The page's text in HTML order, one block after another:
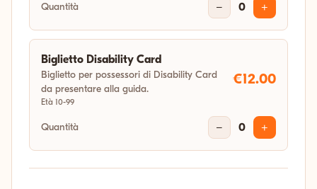
Quantità − 0 +
Biglietto Disability Card
Biglietto per possessori di Disability Card
da presentare alla guida.
Età 10-99
€12.00
Quantità − 0 +